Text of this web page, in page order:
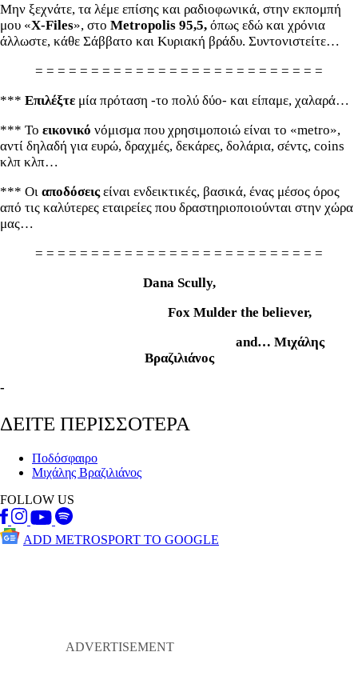
Μην ξεχνάτε, τα λέμε επίσης και ραδιοφωνικά, στην εκπομπή
μου «X-Files», στο Metropolis 95,5, όπως εδώ και χρόνια
άλλωστε, κάθε Σάββατο και Κυριακή βράδυ. Συντονιστείτε…
= = = = = = = = = = = = = = = = = = = = = = = = = =
*** Επιλέξτε μία πρόταση -το πολύ δύο- και είπαμε, χαλαρά…
*** Το εικονικό νόμισμα που χρησιμοποιώ είναι το «metro»,
αντί δηλαδή για ευρώ, δραχμές, δεκάρες, δολάρια, σέντς, coins
κλπ κλπ…
*** Οι αποδόσειςείναι ενδεικτικές, βασικά, ένας μέσος όρος
από τις καλύτερες εταιρείες που δραστηριοποιούνται στην χώρα
μας…
= = = = = = = = = = = = = = = = = = = = = = = = = =
Dana Scully,
Fox Mulder the believer,
and… Μιχάλης
Βραζιλιάνος
-
ΔΕΙΤΕ ΠΕΡΙΣΣΟΤΕΡΑ
Ποδόσφαιρο
Μιχάλης Βραζιλιάνος
FOLLOW US
ADD METROSPORT TO GOOGLE